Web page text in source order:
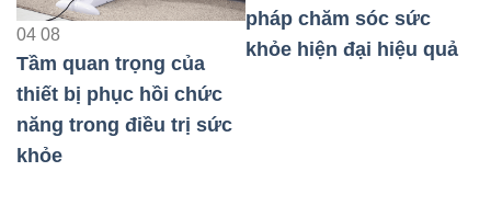
08
quan trọng của
bị phục hồi chức
trong điều trị sức
pháp chăm sóc sức
khỏe hiện đại hiệu quả